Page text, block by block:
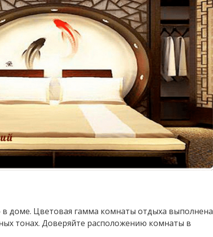
доме. Цветовая гамма комнаты отдыха выполнена
тонах. Доверяйте расположению комнаты в